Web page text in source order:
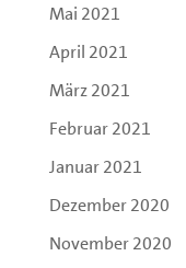
Mai 2021
April 2021
März 2021
Februar 2021
Januar 2021
Dezember 2020
November 2020